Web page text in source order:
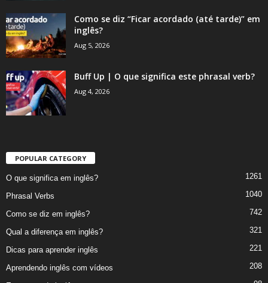
Como se diz “Ficar acordado (até tarde)” em
inglês?
Aug 5, 2026
Buff Up | O que significa este phrasal verb?
Aug 4, 2026
POPULAR CATEGORY
O que significa em inglês? 1261
Phrasal Verbs 1040
Como se diz em inglês? 742
Qual a diferença em inglês? 321
Dicas para aprender inglês 221
Aprendendo inglês com vídeos 208